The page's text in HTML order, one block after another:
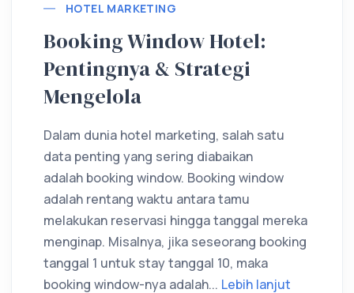
HOTEL MARKETING
Booking Window Hotel:
Pentingnya & Strategi
Mengelola
Dalam dunia hotel marketing, salah satu
data penting yang sering diabaikan
adalah booking window. Booking window
adalah rentang waktu antara tamu
melakukan reservasi hingga tanggal mereka
menginap. Misalnya, jika seseorang booking
tanggal 1 untuk stay tanggal 10, maka
booking window-nya adalah... Lebih lanjut